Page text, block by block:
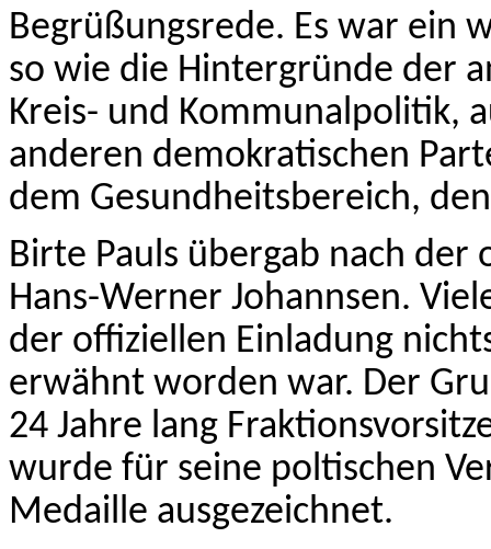
Begrüßungsrede. Es war ein
so wie die Hintergründe der
Kreis- und Kommunalpolitik,
anderen demokratischen
dem Gesundheitsbereich,
Birte Pauls übergab nach
Hans-Werner Johannsen.
der offiziellen Einladung
erwähnt worden war. Der
24 Jahre lang
wurde für seine poltischen
Medaille ausgezeichnet.